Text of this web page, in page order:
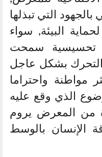
التي تبذلها
البيئة, سواء
تحسيسية سمحت
التحرك بشكل عاجل
مواطنة واحتراما
الذي وقع عليه
من المعرض يروم
الإنسان بالوسط